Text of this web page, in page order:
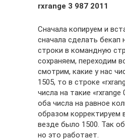
rxrange 3 987 2011
Сначала копируем и
сначала сделать бекап
строки в командную
сохраняем, переходим
смотрим, какие у нас
1505, то в строке
числа на такие «rxrange
оба числа на равное
образом корректируем
везде было 1500. Так
но это работает.